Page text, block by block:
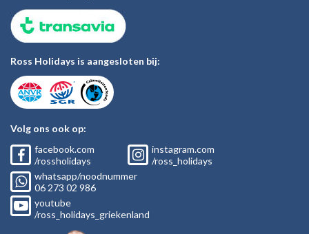
Ross Holidays is aangesloten bij:
Volg ons ook op:
facebook.com
/rossholidays
instagram.com
/ross_holidays
whatsapp/noodnummer
06 273 02 986
youtube
/ross_holidays_griekenland